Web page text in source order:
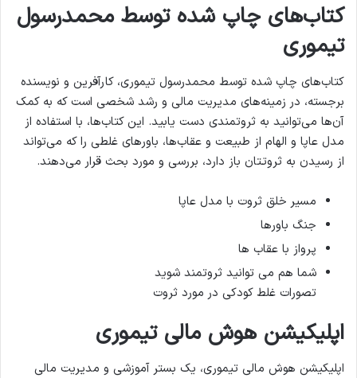
کتاب‌های چاپ شده توسط محمدرسول
تیموری
کتاب‌های چاپ شده توسط محمدرسول تیموری، کارآفرین و نویسنده
برجسته، در زمینه‌های مدیریت مالی و رشد شخصی است که به کمک
آن‌ها می‌توانید به ثروتمندی دست یابید. این کتاب‌ها، با استفاده از
مدل عاپا و الهام از طبیعت و عقاب‌ها، باورهای غلطی را که می‌تواند
از رسیدن به ثروتتان باز دارد، بررسی و مورد بحث قرار می‌دهند.
مسیر خلق ثروت با مدل عاپا
جنگ باورها
پرواز با عقاب ها
شما هم می توانید ثروتمند شوید
تصورات غلط کودکی در مورد ثروت
اپلیکیشن هوش مالی تیموری
اپلیکیشن هوش مالی تیموری، یک بستر آموزشی و مدیریت مالی